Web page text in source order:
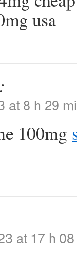
usa
at 8 h 29
100mg
at 17 h